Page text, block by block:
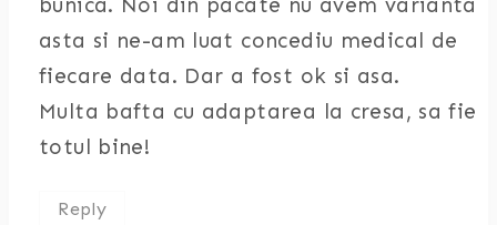
bunica. Noi din pacate nu avem varianta
asta si ne-am luat concediu medical de
fiecare data. Dar a fost ok si asa.
Multa bafta cu adaptarea la cresa, sa fie
totul bine!
Reply